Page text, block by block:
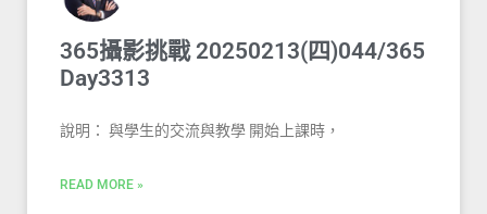
365攝影挑戰 20250213(四)044/365
Day3313
說明： 與學生的交流與教學 開始上課時，
READ MORE »